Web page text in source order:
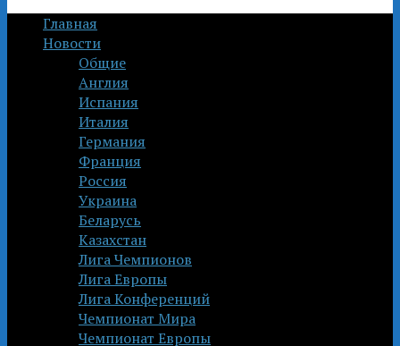
Главная
Новости
Общие
Англия
Испания
Италия
Германия
Франция
Россия
Украина
Беларусь
Казахстан
Лига Чемпионов
Лига Европы
Лига Конференций
Чемпионат Мира
Чемпионат Европы